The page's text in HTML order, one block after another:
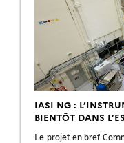
IASI NG :
BIENTÔT DANS
Le projet en bref